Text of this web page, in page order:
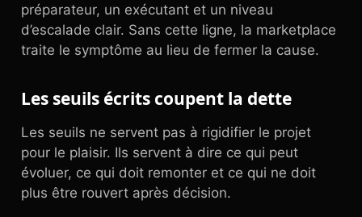
préparateur, un exécutant et un niveau
d’escalade clair. Sans cette ligne, la marketplace
traite le symptôme au lieu de fermer la cause.
Les seuils écrits coupent la dette
Les seuils ne servent pas à rigidifier le projet
pour le plaisir. Ils servent à dire ce qui peut
évoluer, ce qui doit remonter et ce qui ne doit
plus être rouvert après décision.